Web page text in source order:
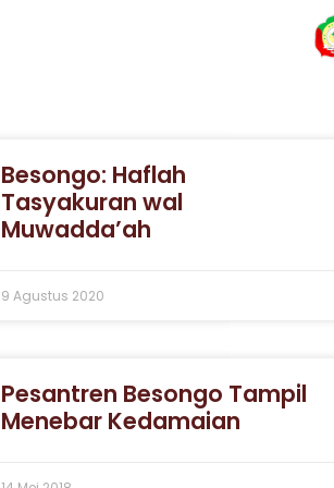
Besongo: Haflah
Tasyakuran wal
Muwadda’ah
9 Agustus 2020
Pesantren Besongo Tampil
Menebar Kedamaian